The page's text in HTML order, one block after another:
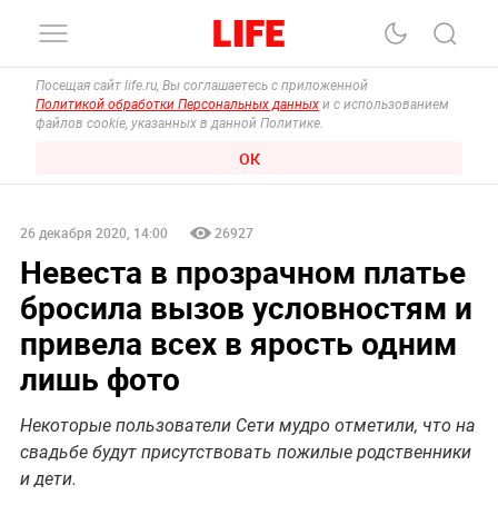
Посещая сайт life.ru, Вы соглашаетесь с приложенной
Политикой обработки Персональных данных и с использованием
файлов cookie, указанных в данной Политике.
ОК
26 декабря 2020, 14:00 26927
Невеста в прозрачном платье
бросила вызов условностям и
привела всех в ярость одним
лишь фото
Некоторые пользователи Сети мудро отметили, что на
свадьбе будут присутствовать пожилые родственники
и дети.